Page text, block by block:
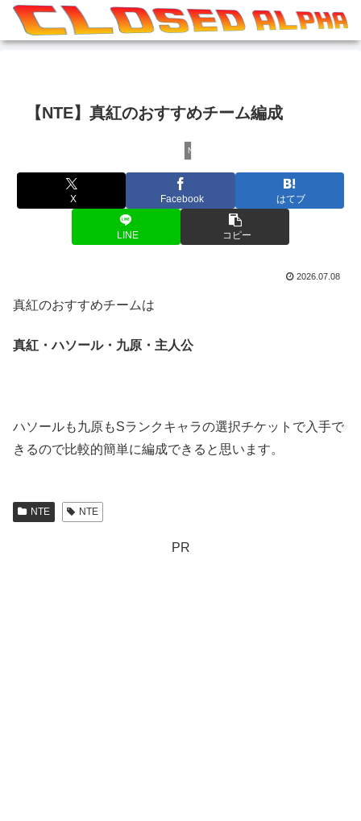
【NTE】真紅のおすすめチーム編成
NTE
X Facebook はてブ
LINE コピー
2026.07.08
真紅のおすすめチームは
真紅・ハソール・九原・主人公
ハソールも九原もSランクキャラの選択チケットで入手で
きるので比較的簡単に編成できると思います。
NTE NTE
PR